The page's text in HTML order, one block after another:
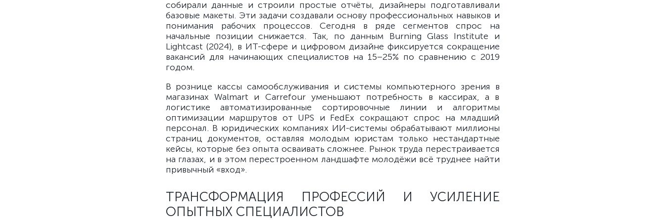
собирали данные и строили простые отчёты, дизайнеры подготавливали
базовые макеты. Эти задачи создавали основу профессиональных навыков и
понимания рабочих процессов. Сегодня в ряде сегментов спрос на
начальные позиции снижается. Так, по данным Burning Glass Institute и
Lightcast (2024), в ИТ-сфере и цифровом дизайне фиксируется сокращение
вакансий для начинающих специалистов на 15–25% по сравнению с 2019
годом.
В рознице кассы самообслуживания и системы компьютерного зрения в
магазинах Walmart и Carrefour уменьшают потребность в кассирах, а в
логистике автоматизированные сортировочные линии и алгоритмы
оптимизации маршрутов от UPS и FedEx сокращают спрос на младший
персонал. В юридических компаниях ИИ-системы обрабатывают миллионы
страниц документов, оставляя молодым юристам только нестандартные
кейсы, которые без опыта осваивать сложнее. Рынок труда перестраивается
на глазах, и в этом перестроенном ландшафте молодёжи всё труднее найти
привычный «вход».
ТРАНСФОРМАЦИЯ ПРОФЕССИЙ И УСИЛЕНИЕ
ОПЫТНЫХ СПЕЦИАЛИСТОВ